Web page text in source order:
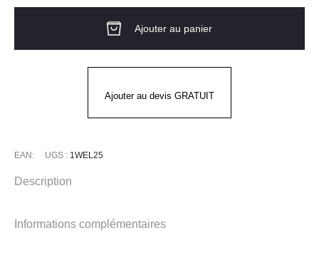
250
Ajouter au panier
Ajouter au devis GRATUIT
EAN: UGS : 1WEL25
Description
Informations complémentaires